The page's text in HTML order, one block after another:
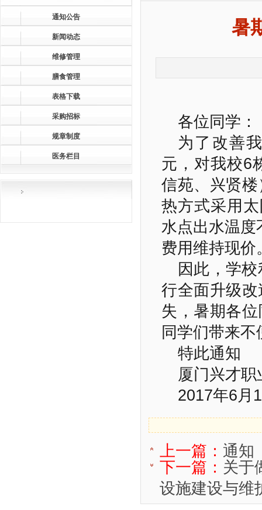
通知公告
新闻动态
维修管理
膳食管理
表格下载
采购招标
规章制度
医务栏目
暑
各位同学：
为了改善
元，对我校6
信苑、兴贤
热方式采用
水点出水温
费用维持现价
因此，学
行全面升级
失，暑期各
同学们带来
特此通知
厦门兴才
2017年6月
上一篇： 通知
下一篇： 关于
设施建设与维